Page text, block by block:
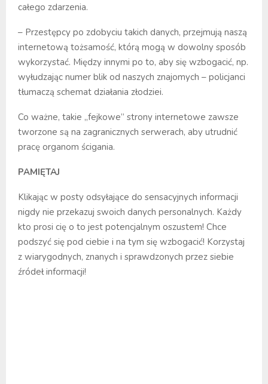
całego zdarzenia.
– Przestępcy po zdobyciu takich danych, przejmują naszą
internetową tożsamość, którą mogą w dowolny sposób
wykorzystać. Między innymi po to, aby się wzbogacić, np.
wyłudzając numer blik od naszych znajomych – policjanci
tłumaczą schemat działania złodziei.
Co ważne, takie „fejkowe” strony internetowe zawsze
tworzone są na zagranicznych serwerach, aby utrudnić
pracę organom ścigania.
PAMIĘTAJ
Klikając w posty odsyłające do sensacyjnych informacji
nigdy nie przekazuj swoich danych personalnych. Każdy
kto prosi cię o to jest potencjalnym oszustem! Chce
podszyć się pod ciebie i na tym się wzbogacić! Korzystaj
z wiarygodnych, znanych i sprawdzonych przez siebie
źródeł informacji!